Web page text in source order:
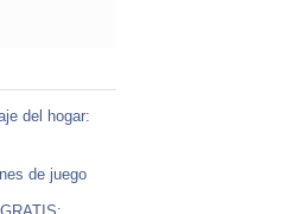
del hogar:
de juego